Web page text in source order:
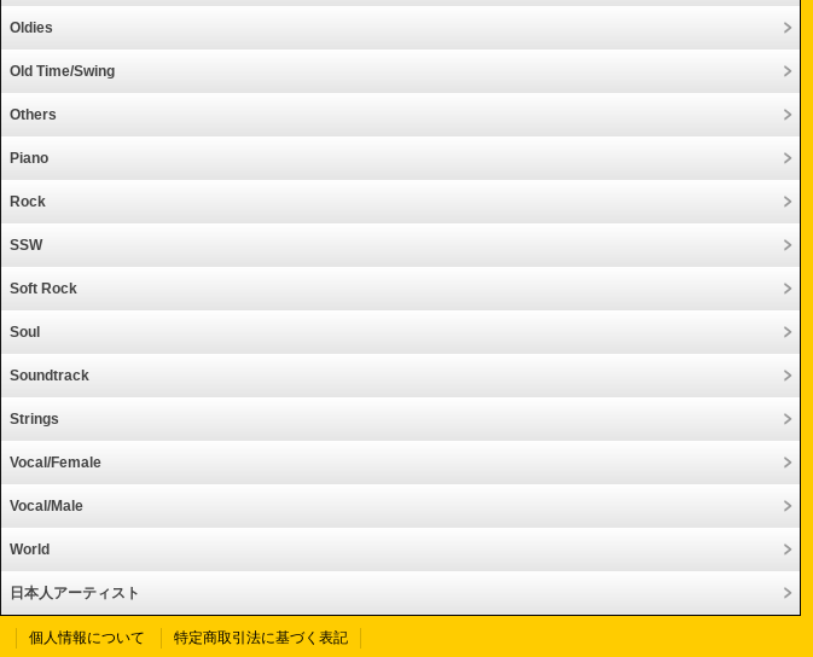
Oldies
Old Time/Swing
Others
Piano
Rock
SSW
Soft Rock
Soul
Soundtrack
Strings
Vocal/Female
Vocal/Male
World
日本人アーティスト
個人情報について 特定商取引法に基づく表記